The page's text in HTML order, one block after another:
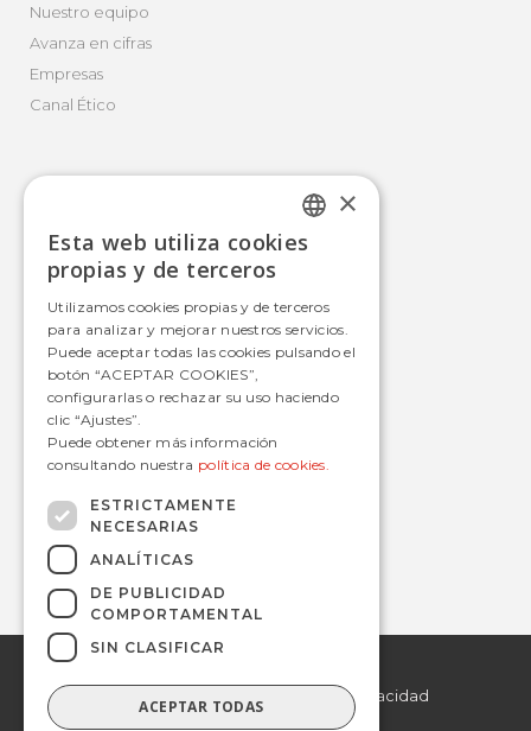
Nuestro equipo
Avanza en cifras
Empresas
Canal Ético
Autobús
Tranvía
Metro
Estaciones
Contacto
informacion@avanzagrupo.com
+34 916 021 900
C/ San Norberto, 48 • 28021 – Madrid
© 2019 Avanza.
reservados.
Politica de Privacidad
SPANISH
×
Esta web utiliza cookies
propias y de terceros
Utilizamos cookies propias y de terceros
para analizar y mejorar nuestros servicios.
Puede aceptar todas las cookies pulsando el
botón “ACEPTAR COOKIES”,
configurarlas o rechazar su uso haciendo
clic “Ajustes”.
Puede obtener más información
consultando nuestra política de cookies.
ESTRICTAMENTE
NECESARIAS
ANALÍTICAS
DE PUBLICIDAD
COMPORTAMENTAL
SIN CLASIFICAR
ACEPTAR TODAS